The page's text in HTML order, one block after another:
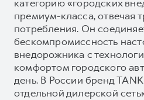
категорию «городских
премиум-класса, отвечая
потребления. Он
бескомпромиссность
внедорожника с
комфортом городского
день. В России бренд
отдельной дилерской